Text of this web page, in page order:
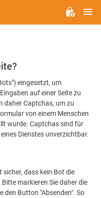
eingesetzt, um
auf einer Seite zu
daher Captchas, um zu
von einem Menschen
wurde. Captchas sind für
Dienstes unverzichtbar.
sicher, dass kein Bot die
markieren Sie daher die
den Button "Absenden". So